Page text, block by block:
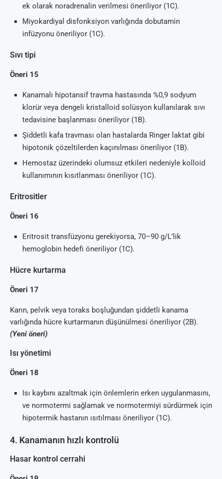
ek olarak noradrenalin verilmesi öneriliyor (1C).
Miyokardiyal disfonksiyon varlığında dobutamin
infüzyonu öneriliyor (1C).
Sıvı tipi
Öneri 15
Kanamalı hipotansif travma hastasında %0,9 sodyum
klorür veya dengeli kristalloid solüsyon kullanılarak sıvı
tedavisine başlanması öneriliyor (1B).
Şiddetli kafa travması olan hastalarda Ringer laktat gibi
hipotonik çözeltilerden kaçınılması öneriliyor (1B).
Hemostaz üzerindeki olumsuz etkileri nedeniyle kolloid
kullanımının kısıtlanması öneriliyor (1C).
Eritrositler
Öneri 16
Eritrosit transfüzyonu gerekiyorsa, 70–90 g/L’lik
hemoglobin hedefi öneriliyor (1C).
Hücre kurtarma
Öneri 17
Karın, pelvik veya toraks boşluğundan şiddetli kanama
varlığında hücre kurtarmanın düşünülmesi öneriliyor (2B).
(Yeni öneri)
Isı yönetimi
Öneri 18
Isı kaybını azaltmak için önlemlerin erken uygulanmasını,
ve normotermi sağlamak ve normotermiyi sürdürmek için
hipotermik hastanın ısıtılması öneriliyor (1C).
4. Kanamanın hızlı kontrolü
Hasar kontrol cerrahi